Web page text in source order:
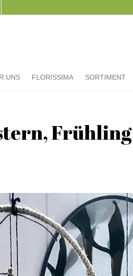
UNS FLORISSIMA SORTIMENT